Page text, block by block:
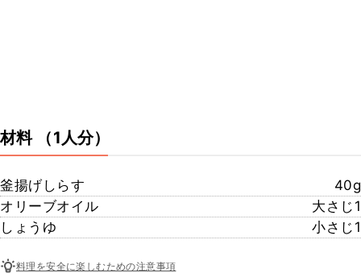
材料 （1人分）
釜揚げしらす
40g
オリーブオイル
大さじ1
しょうゆ
小さじ1
料理を安全に楽しむための注意事項